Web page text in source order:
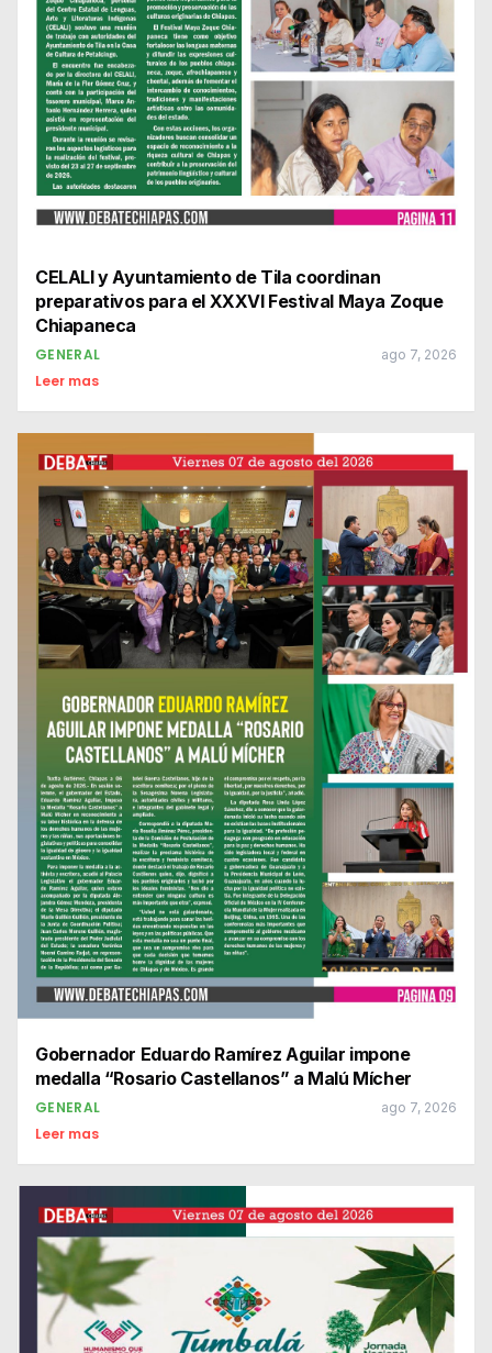
CELALI y Ayuntamiento de Tila coordinan
preparativos para el XXXVI Festival Maya Zoque
Chiapaneca
GENERAL ago 7, 2026
Leer mas
Gobernador Eduardo Ramírez Aguilar impone
medalla “Rosario Castellanos” a Malú Mícher
GENERAL ago 7, 2026
Leer mas